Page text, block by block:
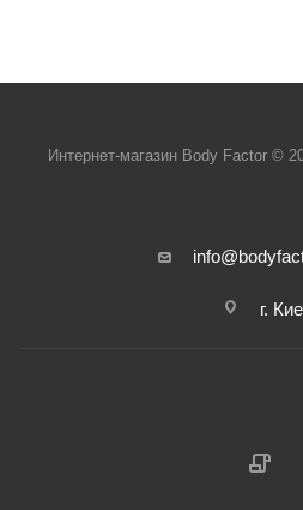
Интернет-магазин Body Factor ©
г.